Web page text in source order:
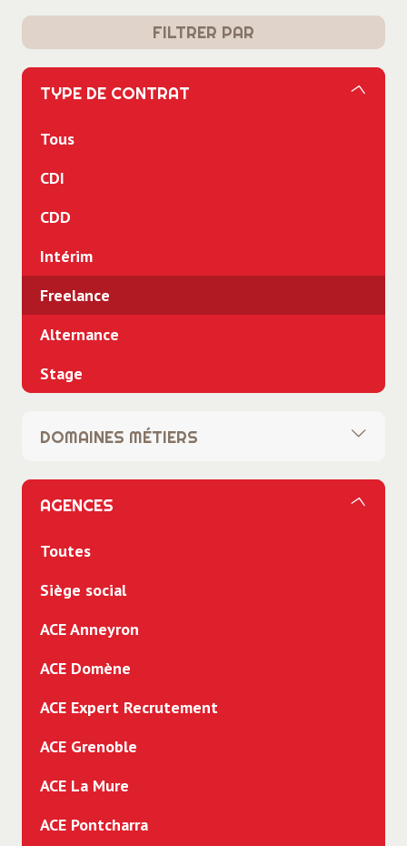
FILTRER PAR
TYPE DE CONTRAT
Tous
CDI
CDD
Intérim
Freelance
Alternance
Stage
DOMAINES MÉTIERS
Tous
BTP
Commercial - Vente - Télévente
Comptabilité - Gestion - Finance
Grande Distribution
Immobilier
Industrie
Informatique
Management - Encadrement
AGENCES
Toutes
Siège social
ACE Anneyron
ACE Domène
ACE Expert Recrutement
ACE Grenoble
ACE La Mure
ACE Pontcharra